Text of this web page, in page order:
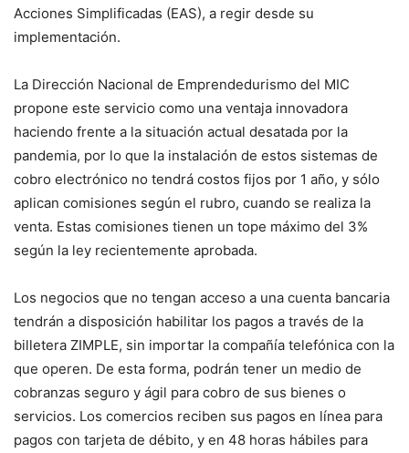
Acciones Simplificadas (EAS), a regir desde su
implementación.
La Dirección Nacional de Emprendedurismo del MIC
propone este servicio como una ventaja innovadora
haciendo frente a la situación actual desatada por la
pandemia, por lo que la instalación de estos sistemas de
cobro electrónico no tendrá costos fijos por 1 año, y sólo
aplican comisiones según el rubro, cuando se realiza la
venta. Estas comisiones tienen un tope máximo del 3%
según la ley recientemente aprobada.
Los negocios que no tengan acceso a una cuenta bancaria
tendrán a disposición habilitar los pagos a través de la
billetera ZIMPLE, sin importar la compañía telefónica con la
que operen. De esta forma, podrán tener un medio de
cobranzas seguro y ágil para cobro de sus bienes o
servicios. Los comercios reciben sus pagos en línea para
pagos con tarjeta de débito, y en 48 horas hábiles para